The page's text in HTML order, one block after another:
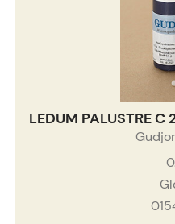
LEDUM PALUSTRE